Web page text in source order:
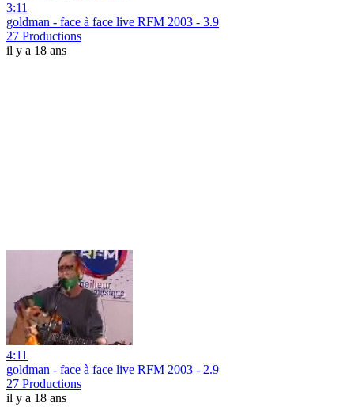
3:11
goldman - face à face live RFM 2003 - 3.9
27 Productions
il y a 18 ans
4:11
goldman - face à face live RFM 2003 - 2.9
27 Productions
il y a 18 ans